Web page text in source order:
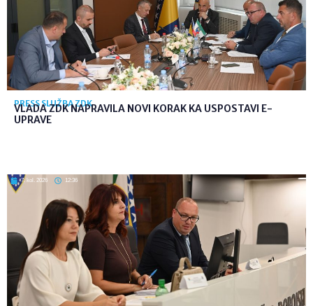
PRESS SLUŽBA ZDK
VLADA ZDK NAPRAVILA NOVI KORAK KA USPOSTAVI E-
UPRAVE
7. kol. 2026 12:36